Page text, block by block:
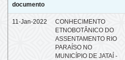
documento
11-Jan-2022
CONHECIMENTO
ETNOBOTÂNICO DO
ASSENTAMENTO RIO
PARAÍSO NO
MUNICÍPIO DE JATAÍ -